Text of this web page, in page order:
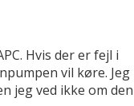
Hvis der er fejl i
vil køre. Jeg
jeg ved ikke om den